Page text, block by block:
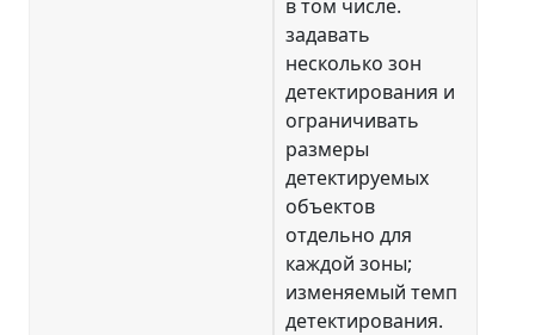
в том числе.
задавать
несколько зон
детектирования и
ограничивать
размеры
детектируемых
объектов
отдельно для
каждой зоны;
изменяемый темп
детектирования.